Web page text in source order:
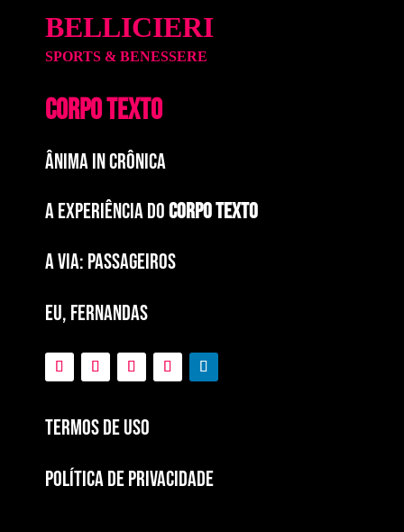
BELLICIERI
SPORTS & BENESSERE
CORPO TEXTO
ÂNIMA IN CRÔNICA
A EXPERIÊNCIA DOCORPO TEXTO
a via: paSSAGEIROS
EU, FERNANDAS
Termos de Uso
POLÍTICA DE PRIVACIDADE